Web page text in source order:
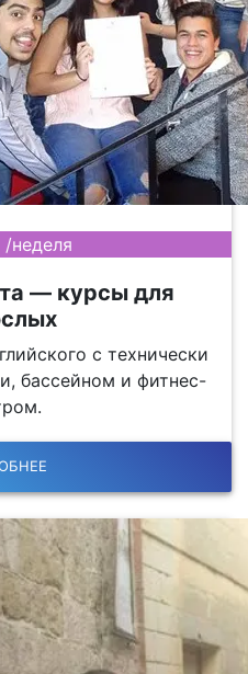
/неделя
— курсы для
с технически
бассейном и фитнес-